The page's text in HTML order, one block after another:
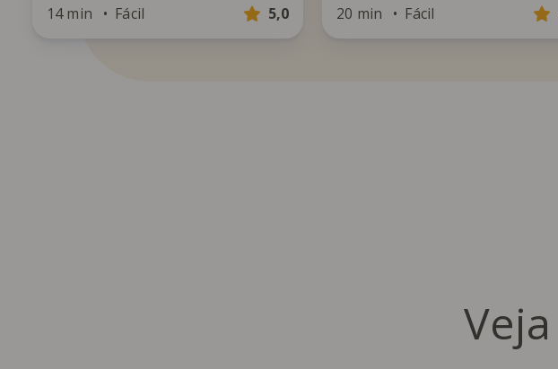
14 min Fácil 5,0 20 min Fácil
Veja